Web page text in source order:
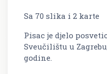
Sa 70 slika i 2 karte
Pisac je djelo
Sveučilištu u
godine.